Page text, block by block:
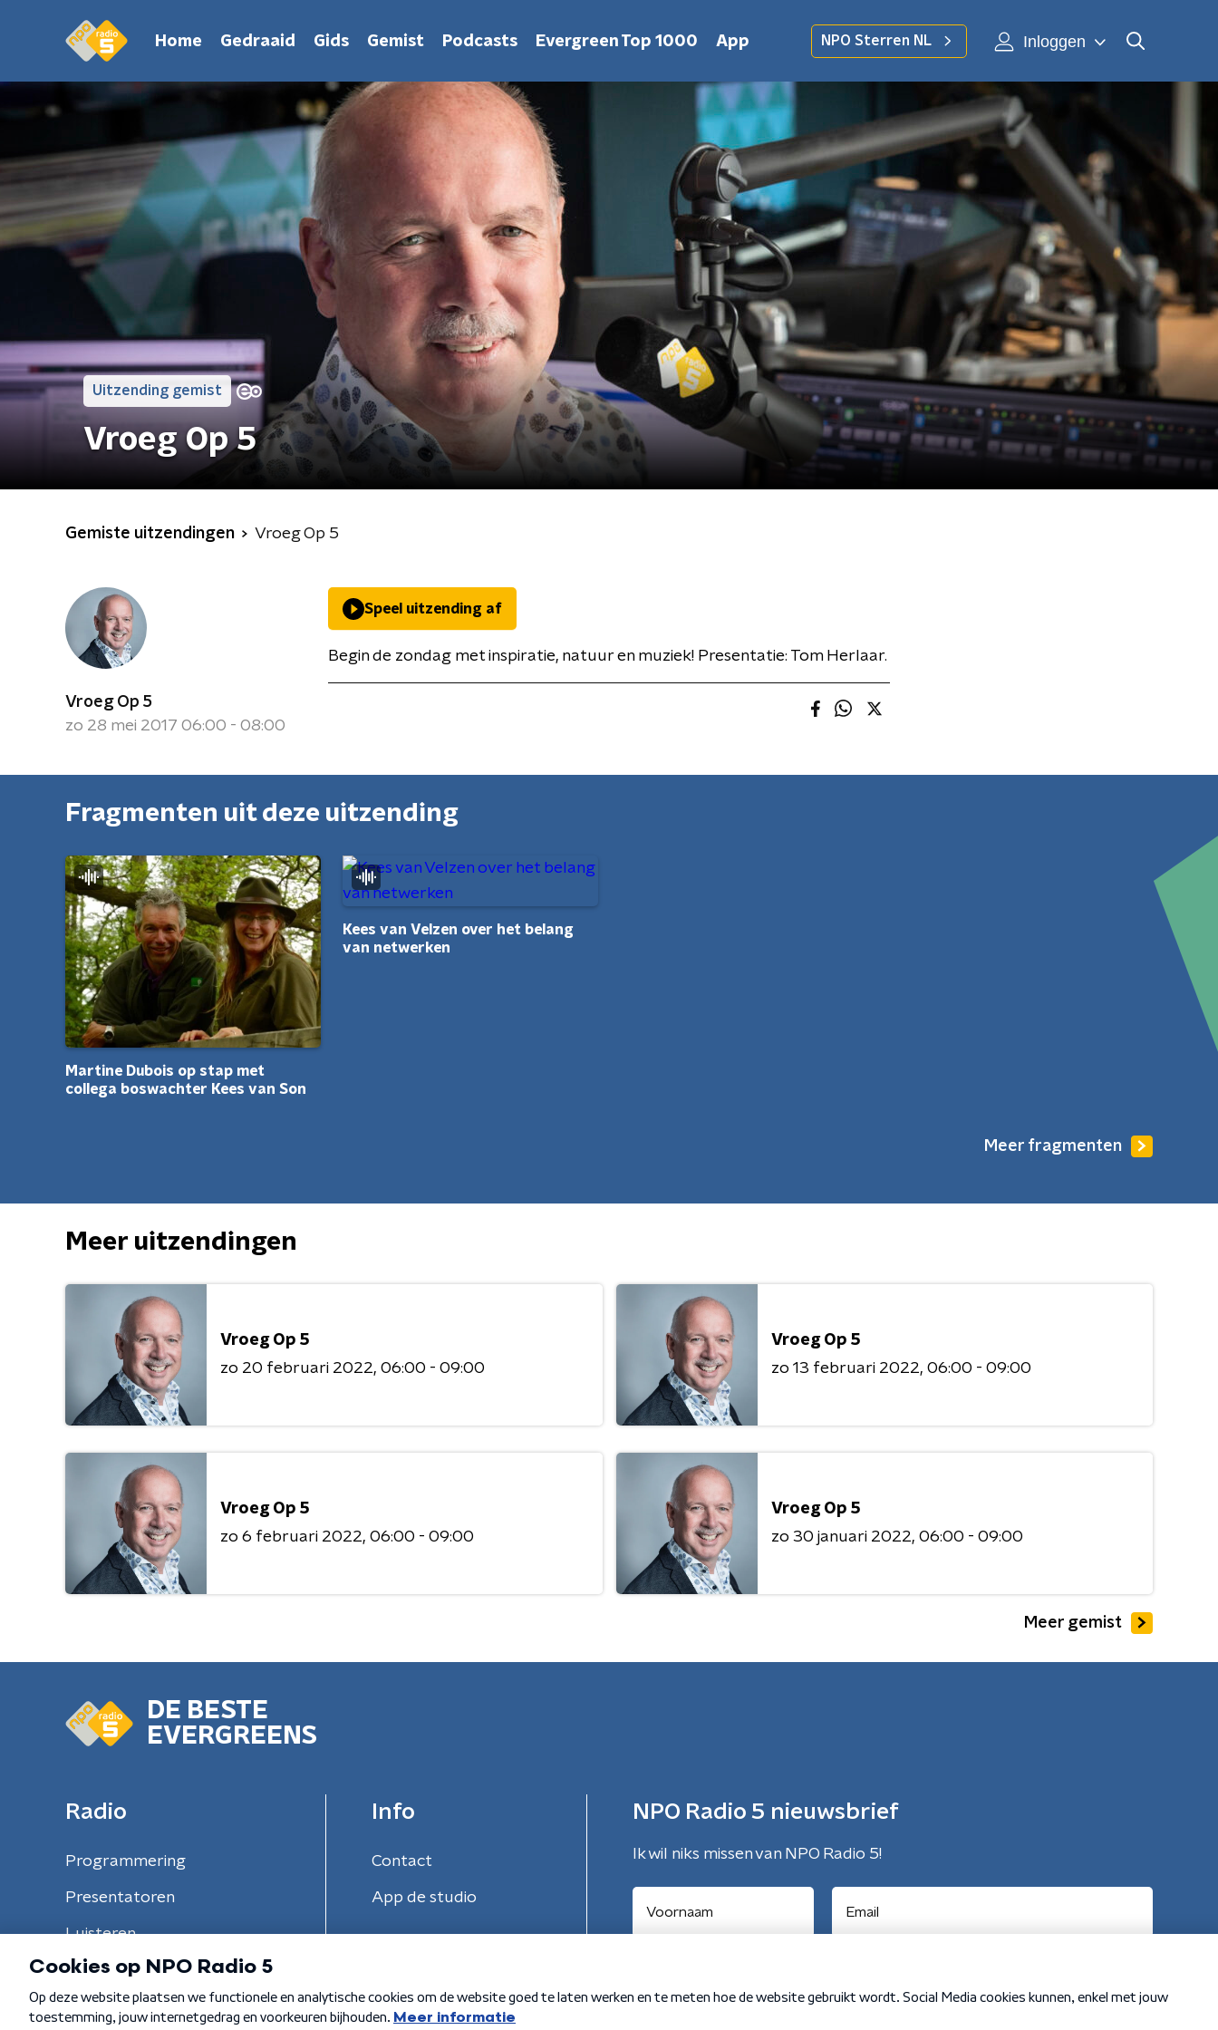
Home Gedraaid Gids Gemist Podcasts Evergreen Top 1000 App NPO Sterren NL Inloggen
Uitzending gemist
Vroeg Op 5
Gemiste uitzendingen Vroeg Op 5
Vroeg Op 5
zo 28 mei 2017 06:00 - 08:00
Speel uitzending af
Begin de zondag met inspiratie, natuur en muziek! Presentatie: Tom Herlaar.
Fragmenten uit deze uitzending
Martine Dubois op stap met
collega boswachter Kees van Son
Kees van Velzen over het belang
van netwerken
Meer fragmenten
Meer uitzendingen
Vroeg Op 5
zo 20 februari 2022 06:00 - 09:00
Vroeg Op 5
zo 13 februari 2022 06:00 - 09:00
Vroeg Op 5
zo 6 februari 2022 06:00 - 09:00
Vroeg Op 5
zo 30 januari 2022 06:00 - 09:00
Meer gemist
DE BESTE
EVERGREENS
Radio
Programmering
Presentatoren
Luisteren
Info
Contact
App de studio
NPO Radio 5 nieuwsbrief
Ik wil niks missen van NPO Radio 5!